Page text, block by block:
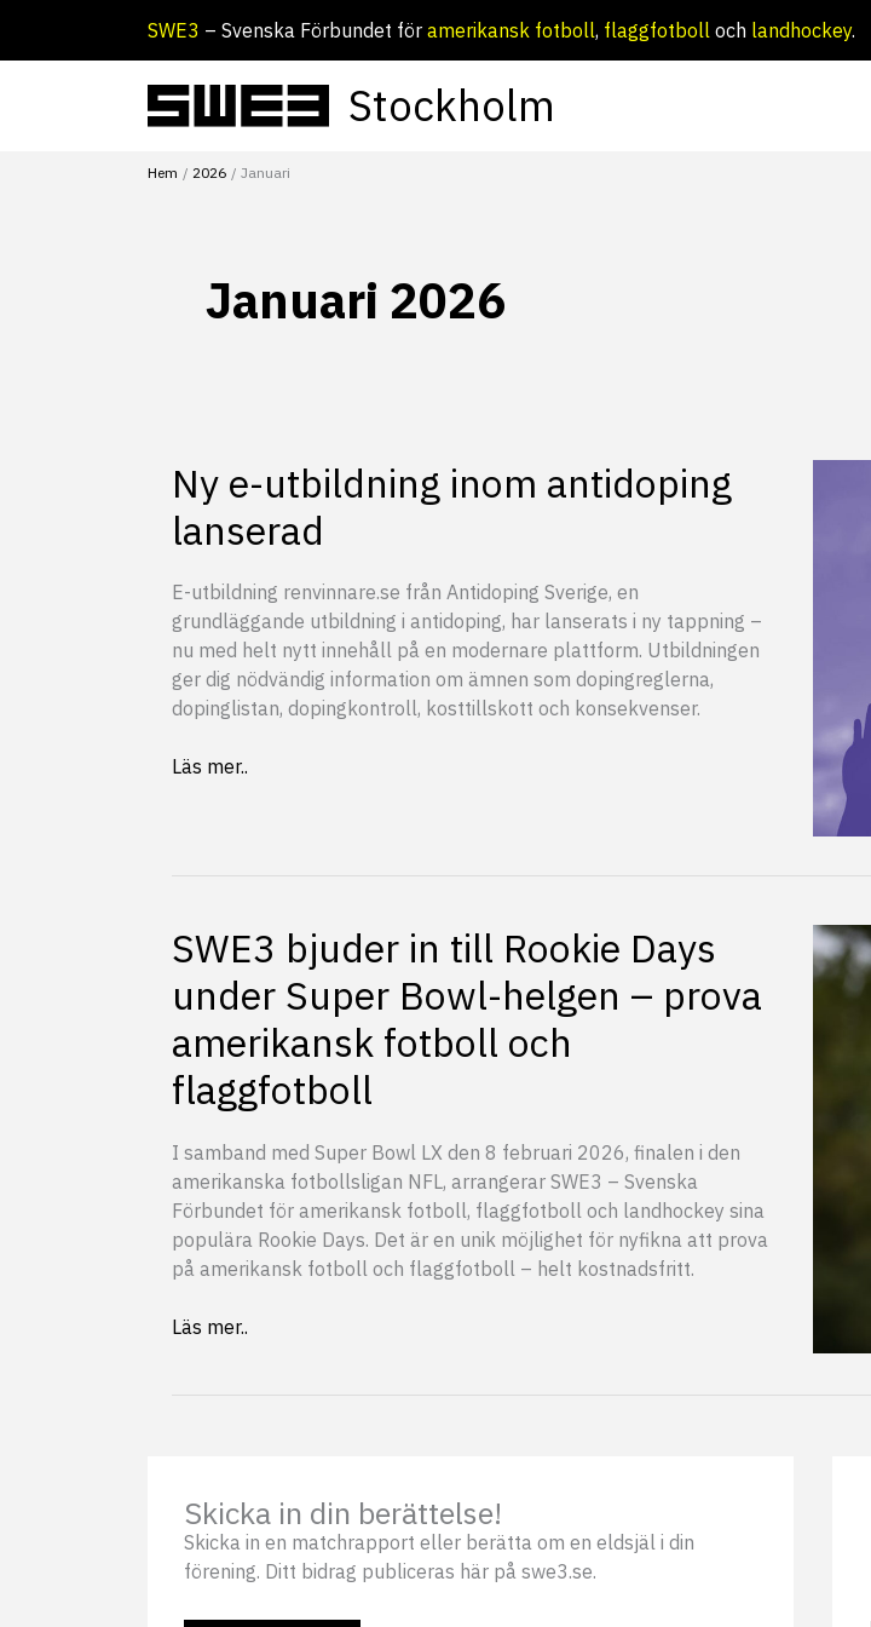
SWE3 – Svenska Förbundet för amerikansk fotboll, flaggfotboll och landhockey.
Stockholm
Hem 2026 Januari
Januari 2026
Ny e-utbildning inom antidoping
lanserad
E-utbildning renvinnare.se från Antidoping Sverige, en
grundläggande utbildning i antidoping, har lanserats i ny tappning –
nu med helt nytt innehåll på en modernare plattform. Utbildningen
ger dig nödvändig information om ämnen som dopingreglerna,
dopinglistan, dopingkontroll, kosttillskott och konsekvenser.
Ny
Läs mer..
SWE3 bjuder in till Rookie Days
under Super Bowl-helgen – prova
amerikansk fotboll och
flaggfotboll
I samband med Super Bowl LX den 8 februari 2026, finalen i den
amerikanska fotbollsligan NFL, arrangerar SWE3 – Svenska
Förbundet för amerikansk fotboll, flaggfotboll och landhockey sina
populära Rookie Days. Det är en unik möjlighet för nyfikna att prova
på amerikansk fotboll och flaggfotboll – helt kostnadsfritt.
SWE3
under
Super
Bowl-
helgen
Läs mer..
Skicka in din berättelse!
Skicka in en matchrapport eller berätta om en eldsjäl i din
förening. Ditt bidrag publiceras här på swe3.se.